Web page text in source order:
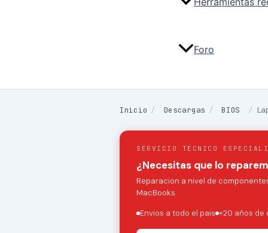
Foro
Inicio / Descargas / BIOS /
SERVICIO TECNICO
¿Necesitas que lo
Reparacion a nivel de
MacBooks.
Envios a todo el pais +20 años de